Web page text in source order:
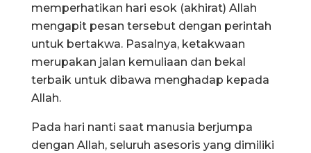
memperhatikan hari esok (akhirat) Allah
mengapit pesan tersebut dengan perintah
untuk bertakwa. Pasalnya, ketakwaan
merupakan jalan kemuliaan dan bekal
terbaik untuk dibawa menghadap kepada
Allah.
Pada hari nanti saat manusia berjumpa
dengan Allah, seluruh asesoris yang dimiliki